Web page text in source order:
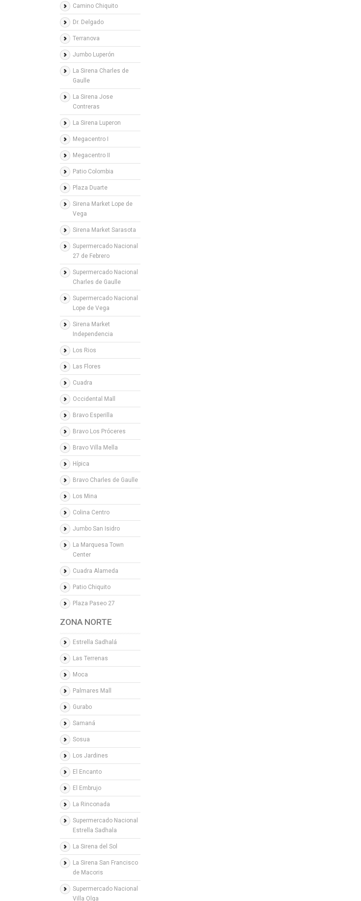
Camino Chiquito
Dr. Delgado
Terranova
Jumbo Luperón
La Sirena Charles de
Gaulle
La Sirena Jose
Contreras
La Sirena Luperon
Megacentro I
Megacentro II
Patio Colombia
Plaza Duarte
Sirena Market Lope de
Vega
Sirena Market Sarasota
Supermercado Nacional
27 de Febrero
Supermercado Nacional
Charles de Gaulle
Supermercado Nacional
Lope de Vega
Sirena Market
Independencia
Los Rios
Las Flores
Cuadra
Occidental Mall
Bravo Esperilla
Bravo Los Próceres
Bravo Villa Mella
Hípica
Bravo Charles de Gaulle
Los Mina
Colina Centro
Jumbo San Isidro
La Marquesa Town
Center
Cuadra Alameda
Patio Chiquito
Plaza Paseo 27
ZONA NORTE
Estrella Sadhalá
Las Terrenas
Moca
Palmares Mall
Gurabo
Samaná
Sosua
Los Jardines
El Encanto
El Embrujo
La Rinconada
Supermercado Nacional
Estrella Sadhala
La Sirena del Sol
La Sirena San Francisco
de Macoris
Supermercado Nacional
Villa Olga